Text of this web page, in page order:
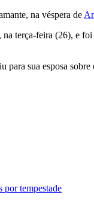
na véspera de
terça-feira (26), e
sua esposa
por tempestade